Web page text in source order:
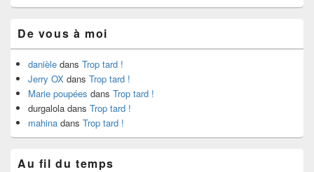
De vous à moi
danièle dans Trop tard !
Jerry OX dans Trop tard !
Marie poupées dans Trop tard !
durgalola dans Trop tard !
mahina dans Trop tard !
Au fil du temps